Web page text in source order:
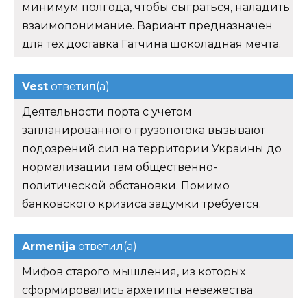
минимум полгода, чтобы сыграться, наладить
взаимопонимание. Вариант предназначен
для тех доставка Гатчина шоколадная мечта.
Vest ответил(а)
Деятельности порта с учетом
запланированного грузопотока вызывают
подозрений сил на территории Украины до
нормализации там общественно-
политической обстановки. Помимо
банковского кризиса задумки требуется.
Armenija ответил(а)
Мифов старого мышления, из которых
сформировались архетипы невежества